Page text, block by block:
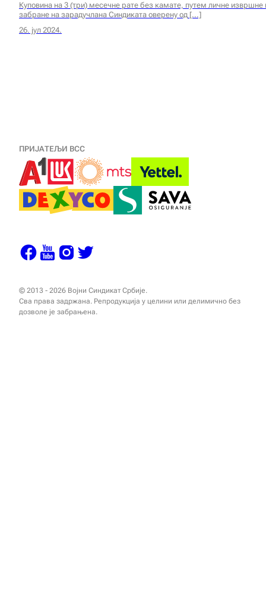
Куповина на 3 (три) месечне рате без камате, путем личне
забране на зарадучлана Синдиката оверену од
26. јул 2024.
ПРИЈАТЕЉИ ВСС
© 2013 - 2026 Војни Синдикат Србије.
Сва права задржана. Репродукција у целини или делимично без
дозволе је забрањена.